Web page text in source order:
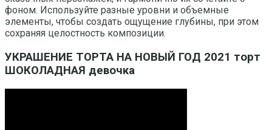
фоном. Используйте разные уровни и объемные
элементы, чтобы создать ощущение глубины, при этом
сохраняя целостность композиции.
УКРАШЕНИЕ ТОРТА НА НОВЫЙ ГОД 2021 торт
ШОКОЛАДНАЯ девочка